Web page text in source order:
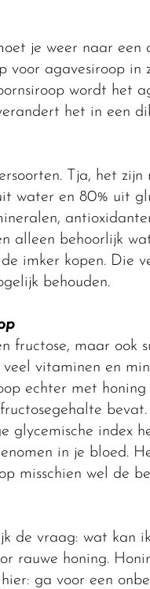
je weer naar een
voor agavesiroop
wordt het
het in een
Tja, het zijn
water en 80% uit
alleen behoorlijk
imker kopen. Die
behouden.
fructose, maar ook
vitaminen en
echter met honing
glycemische index
in je bloed.
misschien wel de
de vraag: wat kan
rauwe honing.
ga voor een